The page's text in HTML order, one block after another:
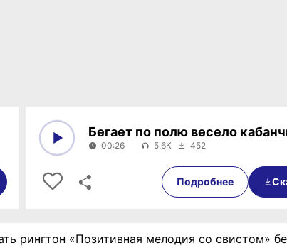
00:26
Бегает по полю весело
00:26 5,6K 452
Подробнее
рингтон «Позитивная мелодия со свистом»